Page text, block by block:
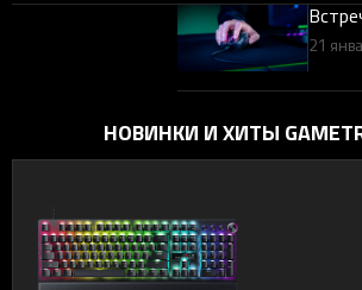
21
НОВИНКИ И ХИТЫ